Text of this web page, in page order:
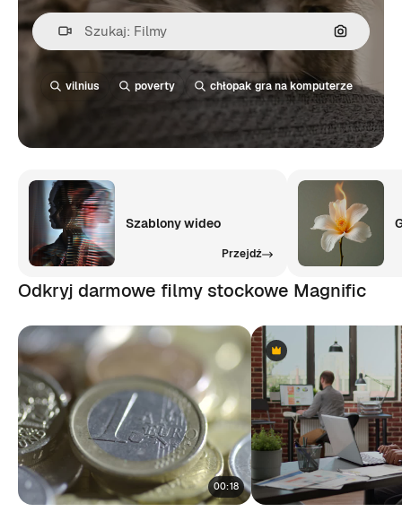
Szukaj
vilnius poverty chłopak gra na komputerze
Szablony wideo
Przejdź
Odkryj darmowe filmy stockowe Magnific
00:18
Premium
Premium